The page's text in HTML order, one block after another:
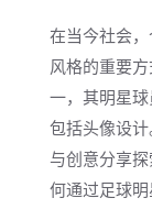
在当今社会
风格的重要
一，其明星
包括头像设
与创意分享
何通过足球